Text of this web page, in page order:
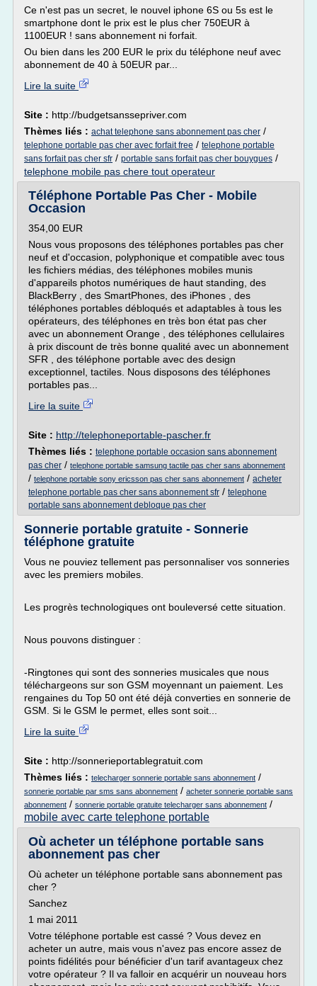
Ce n'est pas un secret, le nouvel iphone 6S ou 5s est le
smartphone dont le prix est le plus cher 750EUR à
1100EUR ! sans abonnement ni forfait.
Ou bien dans les 200 EUR le prix du téléphone neuf avec
abonnement de 40 à 50EUR par...
Lire la suite
Site : http://budgetsanssepriver.com
Thèmes liés : achat telephone sans abonnement pas cher /
telephone portable pas cher avec forfait free / telephone portable
sans forfait pas cher sfr / portable sans forfait pas cher bouygues /
telephone mobile pas chere tout operateur
Téléphone Portable Pas Cher - Mobile
Occasion
354,00 EUR
Nous vous proposons des téléphones portables pas cher
neuf et d'occasion, polyphonique et compatible avec tous
les fichiers médias, des téléphones mobiles munis
d'appareils photos numériques de haut standing, des
BlackBerry , des SmartPhones, des iPhones , des
téléphones portables débloqués et adaptables à tous les
opérateurs, des téléphones en très bon état pas cher
avec un abonnement Orange , des téléphones cellulaires
à prix discount de très bonne qualité avec un abonnement
SFR , des téléphone portable avec des design
exceptionnel, tactiles. Nous disposons des téléphones
portables pas...
Lire la suite
Site : http://telephoneportable-pascher.fr
Thèmes liés : telephone portable occasion sans abonnement
pas cher / telephone portable samsung tactile pas cher sans abonnement
/ telephone portable sony ericsson pas cher sans abonnement / acheter
telephone portable pas cher sans abonnement sfr / telephone
portable sans abonnement debloque pas cher
Sonnerie portable gratuite - Sonnerie
téléphone gratuite
Vous ne pouviez tellement pas personnaliser vos sonneries
avec les premiers mobiles.
Les progrès technologiques ont bouleversé cette situation.
Nous pouvons distinguer :
-Ringtones qui sont des sonneries musicales que nous
téléchargeons sur son GSM moyennant un paiement. Les
rengaines du Top 50 ont été déjà converties en sonnerie de
GSM. Si le GSM le permet, elles sont soit...
Lire la suite
Site : http://sonnerieportablegratuit.com
Thèmes liés : telecharger sonnerie portable sans abonnement /
sonnerie portable par sms sans abonnement / acheter sonnerie portable sans
abonnement / sonnerie portable gratuite telecharger sans abonnement /
mobile avec carte telephone portable
Où acheter un téléphone portable sans
abonnement pas cher
Où acheter un téléphone portable sans abonnement pas
cher ?
Sanchez
1 mai 2011
Votre téléphone portable est cassé ? Vous devez en
acheter un autre, mais vous n'avez pas encore assez de
points fidélités pour bénéficier d'un tarif avantageux chez
votre opérateur ? Il va falloir en acquérir un nouveau hors